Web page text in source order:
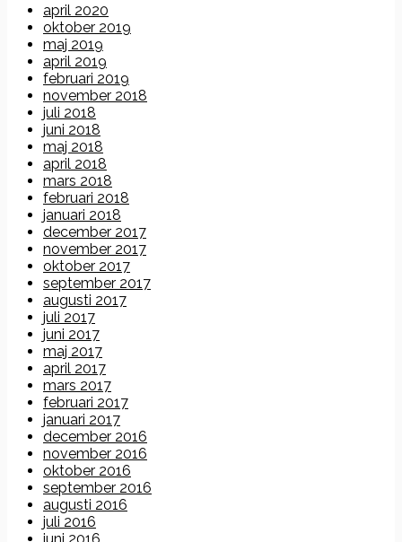
april 2020
oktober 2019
maj 2019
april 2019
februari 2019
november 2018
juli 2018
juni 2018
maj 2018
april 2018
mars 2018
februari 2018
januari 2018
december 2017
november 2017
oktober 2017
september 2017
augusti 2017
juli 2017
juni 2017
maj 2017
april 2017
mars 2017
februari 2017
januari 2017
december 2016
november 2016
oktober 2016
september 2016
augusti 2016
juli 2016